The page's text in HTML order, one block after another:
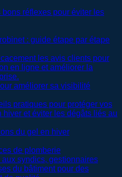
réflexes pour éviter les
: guide étape par étape
améliorer sa visibilité
du gel en hiver